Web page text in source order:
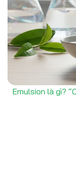
Emulsion là gì?